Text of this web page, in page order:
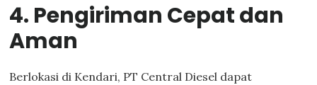
4. Pengiriman Cepat dan
Aman
Berlokasi di Kendari, PT Central Diesel dapat